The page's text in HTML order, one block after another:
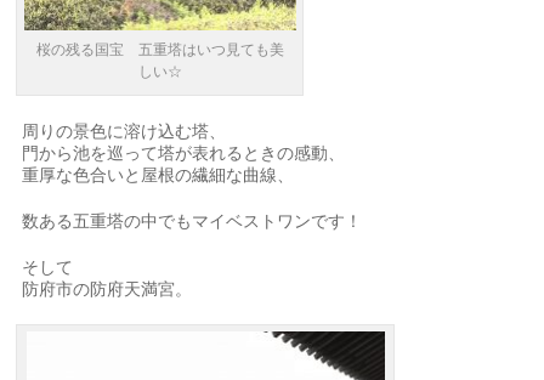
桜の残る国宝 五重塔はいつ見ても美
しい☆
周りの景色に溶け込む塔、
門から池を巡って塔が表れるときの感動、
重厚な色合いと屋根の繊細な曲線、
数ある五重塔の中でもマイベストワンです！
そして
防府市の防府天満宮。